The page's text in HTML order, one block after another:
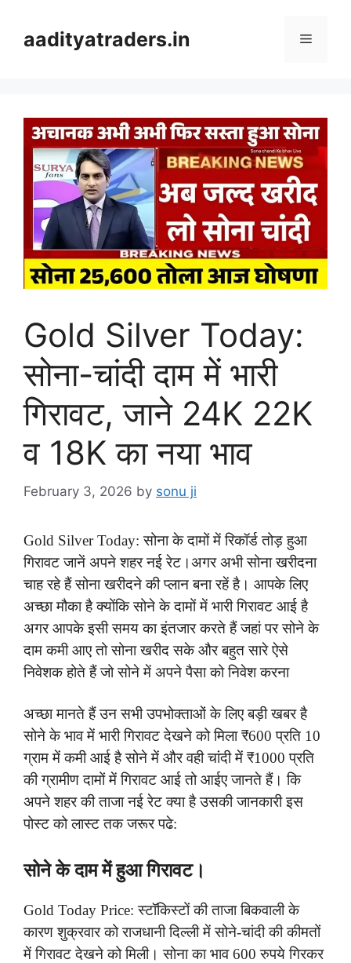
contentaadityatraders.in Menu
Gold Silver Today:
सोना-चांदी दाम में भारी
गिरावट, जाने 24K 22K
व 18K का नया भाव
February 3, 2026 by sonu ji
Gold Silver Today: सोना के दामों में रिकॉर्ड तोड़ हुआ
गिरावट जानें अपने शहर नई रेट।अगर अभी सोना खरीदना
चाह रहे हैं सोना खरीदने की प्लान बना रहें है। आपके लिए
अच्छा मौका है क्योंकि सोने के दामों में भारी गिरावट आई है
अगर आपके इसी समय का इंतजार करते हैं जहां पर सोने के
दाम कमी आए तो सोना खरीद सके और बहुत सारे ऐसे
निवेशक होते हैं जो सोने में अपने पैसा को निवेश करना
अच्छा मानते हैं उन सभी उपभोक्ताओं के लिए बड़ी खबर है
सोने के भाव में भारी गिरावट देखने को मिला ₹600 प्रति 10
ग्राम में कमी आई है सोने में और वही चांदी में ₹1000 प्रति
की ग्रामीण दामों में गिरावट आई तो आईए जानते हैं। कि
अपने शहर की ताजा नई रेट क्या है उसकी जानकारी इस
पोस्ट को लास्ट तक जरूर पढे:
सोने के दाम में हुआ गिरावट।
Gold Today Price: स्टॉकिस्टों की ताजा बिकवाली के
कारण शुक्रवार को राजधानी दिल्ली में सोने-चांदी की कीमतों
में गिरावट देखने को मिली। सोना का भाव 600 रुपये गिरकर